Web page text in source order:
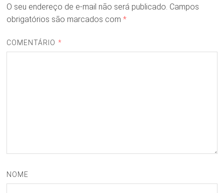
O seu endereço de e-mail não será publicado. Campos
obrigatórios são marcados com *
COMENTÁRIO *
NOME